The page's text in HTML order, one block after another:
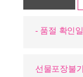
- 품절 확인
선물포장불